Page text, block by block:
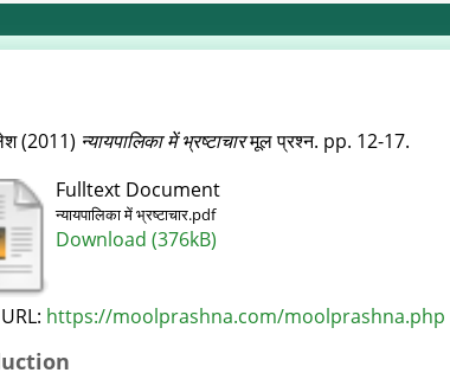
(2011) न्यायपालिका में भ्रष्टाचारमूल प्रश्‍न. pp. 12-17.
Fulltext Document
न्यायपालिका में भ्रष्टाचार.pdf
Download (376kB)
https://moolprashna.com/moolprashna.php